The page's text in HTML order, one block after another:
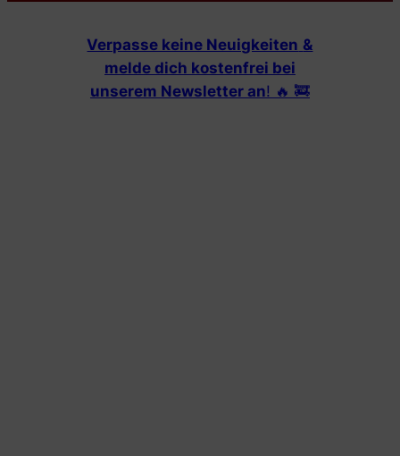
Verpasse keine Neuigkeiten &
melde dich kostenfrei bei
unserem Newsletter an! 🔥 🚒